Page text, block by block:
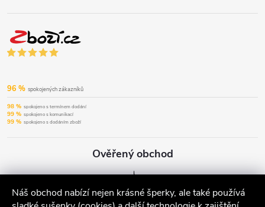
Náš obchod nabízí nejen krásné šperky, ale také používá
96 % spokojených zákazníků
98 % spokojeno s termínem dodání
99 % spokojeno s komunikací
99 % spokojeno s dodáním zboží
Ověřený obchod